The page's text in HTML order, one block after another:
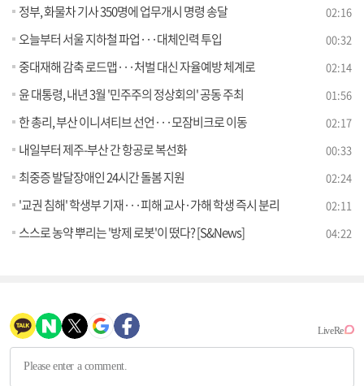
정부, 화물차 기사 350명에 업무개시 명령 송달 02:16
오늘부터 서울 지하철 파업···대체인력 투입 00:32
중대재해 감축 로드맵···처벌 대신 자율예방 체계로 02:14
윤 대통령, 내년 3월 '민주주의 정상회의' 공동 주최 01:56
한 총리, 부산 이니셔티브 선언···모잠비크로 이동 02:17
내일부터 제주-부산 간 항공로 복선화 00:33
최중증 발달장애인 24시간 돌봄 지원 02:24
'교권 침해' 학생부 기재···피해 교사·가해 학생 즉시 분리 02:11
스스로 농약 뿌리는 '방제 로봇'이 떴다? [S&News] 04:22